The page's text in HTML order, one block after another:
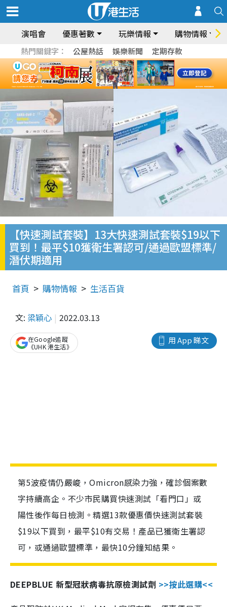
演唱會 優惠著數 玩樂情報 購物情報
熱門關鍵字： 公屋熱話 娛樂新聞 定期存款
【快速測試套裝】13大快速測試套裝$19以下
買到！最平$10獲衛生署認可/通過歐盟標準/
潛伏期適用
首頁 購物情報 生活百貨
文: 梁穎心 2022.03.13
用 App 睇文
在Google追蹤
《UHK 港生活》
第5波疫情仍嚴峻，Omicron感染力強，確診個案數
字持續高企。不少市民購買快速測試「看門口」或
陽性後作每日檢測。精選13款優惠價快速測試套裝
$19以下買到，最平$10有交易！產品已獲衛生署認
可，或通過歐盟標準，最快10分鐘知結果。
DEEPBLUE 新型冠狀病毒抗原檢測試劑 >>按此選購<<